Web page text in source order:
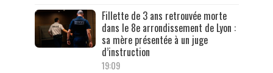
Fillette de 3 ans retrouvée morte
dans le 8e arrondissement de Lyon :
sa mère présentée à un juge
d’instruction
19:09